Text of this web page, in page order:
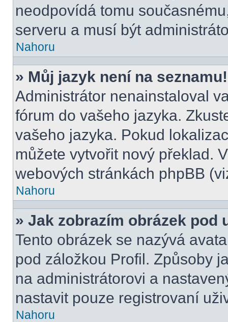
neodpovídá tomu
serveru a musí být
Nahoru
» Můj jazyk není na seznamu!
Administrátor nenainstaloval
fórum do vašeho jazyka.
vašeho jazyka. Pokud
můžete vytvořit nový překlad.
webových stránkách phpBB
Nahoru
» Jak zobrazím obrázek pod
Tento obrázek se nazývá
pod záložkou Profil. Způsoby
na administrátorovi a
nastavit pouze registrovaní
Nahoru